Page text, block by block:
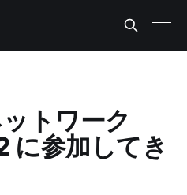
トワーク
参加してき